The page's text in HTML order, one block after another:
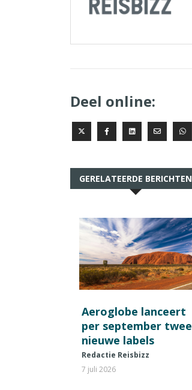
Deel online:
GERELATEERDE BERICHTEN
Aeroglobe lanceert
per september twee
nieuwe labels
Redactie Reisbizz
7 juli 2026